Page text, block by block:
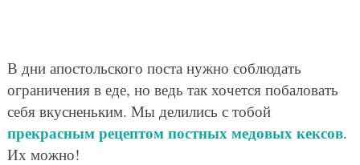
В дни апостольского поста нужно соблюдать
ограничения в еде, но ведь так хочется побаловать
себя вкусненьким. Мы делились с тобой
прекрасным рецептом постных медовых кексов.
Их можно!